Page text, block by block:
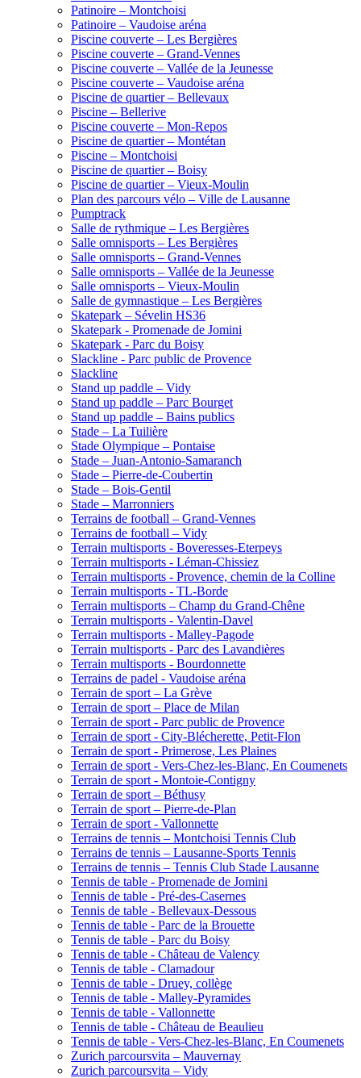
Patinoire – Montchoisi
Patinoire – Vaudoise aréna
Piscine couverte – Les Bergières
Piscine couverte – Grand-Vennes
Piscine couverte – Vallée de la Jeunesse
Piscine couverte – Vaudoise aréna
Piscine de quartier – Bellevaux
Piscine – Bellerive
Piscine couverte – Mon-Repos
Piscine de quartier – Montétan
Piscine – Montchoisi
Piscine de quartier – Boisy
Piscine de quartier – Vieux-Moulin
Plan des parcours vélo – Ville de Lausanne
Pumptrack
Salle de rythmique – Les Bergières
Salle omnisports – Les Bergières
Salle omnisports – Grand-Vennes
Salle omnisports – Vallée de la Jeunesse
Salle omnisports – Vieux-Moulin
Salle de gymnastique – Les Bergières
Skatepark – Sévelin HS36
Skatepark - Promenade de Jomini
Skatepark - Parc du Boisy
Slackline - Parc public de Provence
Slackline
Stand up paddle – Vidy
Stand up paddle – Parc Bourget
Stand up paddle – Bains publics
Stade – La Tuilière
Stade Olympique – Pontaise
Stade – Juan-Antonio-Samaranch
Stade – Pierre-de-Coubertin
Stade – Bois-Gentil
Stade – Marronniers
Terrains de football – Grand-Vennes
Terrains de football – Vidy
Terrain multisports - Boveresses-Eterpeys
Terrain multisports - Léman-Chissiez
Terrain multisports - Provence, chemin de la Colline
Terrain multisports - TL-Borde
Terrain multisports – Champ du Grand-Chêne
Terrain multisports - Valentin-Davel
Terrain multisports - Malley-Pagode
Terrain multisports - Parc des Lavandières
Terrain multisports - Bourdonnette
Terrains de padel - Vaudoise aréna
Terrain de sport – La Grève
Terrain de sport – Place de Milan
Terrain de sport - Parc public de Provence
Terrain de sport - City-Blécherette, Petit-Flon
Terrain de sport - Primerose, Les Plaines
Terrain de sport - Vers-Chez-les-Blanc, En Coumenets
Terrain de sport - Montoie-Contigny
Terrain de sport – Béthusy
Terrain de sport – Pierre-de-Plan
Terrain de sport - Vallonnette
Terrains de tennis – Montchoisi Tennis Club
Terrains de tennis – Lausanne-Sports Tennis
Terrains de tennis – Tennis Club Stade Lausanne
Tennis de table - Promenade de Jomini
Tennis de table - Pré-des-Casernes
Tennis de table - Bellevaux-Dessous
Tennis de table - Parc de la Brouette
Tennis de table - Parc du Boisy
Tennis de table - Château de Valency
Tennis de table - Clamadour
Tennis de table - Druey, collège
Tennis de table - Malley-Pyramides
Tennis de table - Vallonnette
Tennis de table - Château de Beaulieu
Tennis de table - Vers-Chez-les-Blanc, En Coumenets
Zurich parcoursvita – Mauvernay
Zurich parcoursvita – Vidy